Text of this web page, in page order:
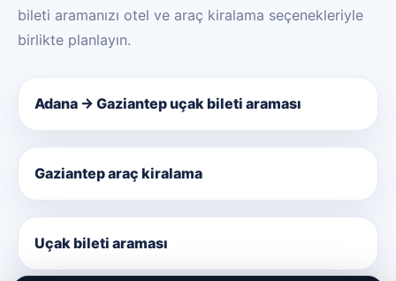
bileti aramanızı otel ve araç kiralama seçenekleriyle
birlikte planlayın.
Adana → Gaziantep uçak bileti araması
Gaziantep araç kiralama
Uçak bileti araması